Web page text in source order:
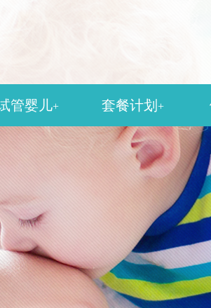
管婴儿+
人工授精
男性不育
中医助孕
套餐计划 +
孕检套餐
产检套餐
输卵管造影